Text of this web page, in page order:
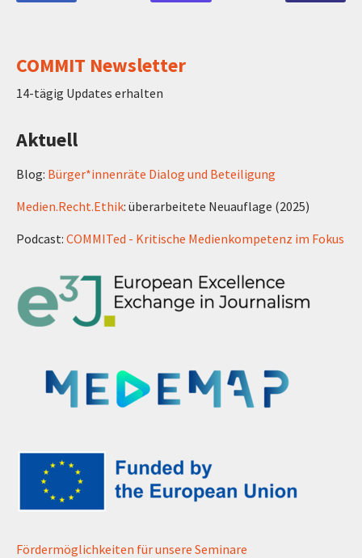
COMMIT Newsletter
14-tägig Updates erhalten
Aktuell
Blog: Bürger*innenräte Dialog und Beteiligung
Medien.Recht.Ethik: überarbeitete Neuauflage (2025)
Podcast: COMMITed - Kritische Medienkompetenz im Fokus
Fördermöglichkeiten für unsere Seminare